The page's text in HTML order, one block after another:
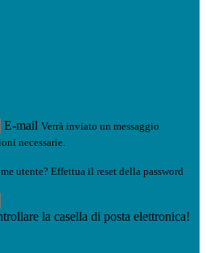
E-mail Verrà inviato un messaggio
necessarie.
utente? Effettua il reset della password
la casella di posta elettronica!